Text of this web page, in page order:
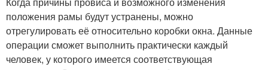
положения рамы будут устранены, можно
отрегулировать её относительно коробки окна. Данные
операции сможет выполнить практически каждый
человек, у которого имеется соответствующая